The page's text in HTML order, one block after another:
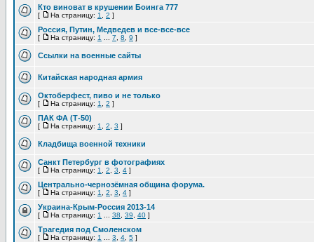
Кто виноват в крушении Боинга 777
[ На страницу: 1 2 ]
Россия, Путин, Медведев и все-все-все
[ На страницу: 1 7 8 9 ]
Ссылки на военные сайты
Китайская народная армия
Октоберфест, пиво и не только
[ На страницу: 1 2 ]
ПАК ФА (Т-50)
[ На страницу: 1 2 3 ]
Кладбища военной техники
Санкт Петербург в фотографиях
[ На страницу: 1 2 3 4 ]
Центрально-чернозёмная община форума.
[ На страницу: 1 2 3 4 ]
Украина-Крым-Россия 2013-14
[ На страницу: 1 38 39 40 ]
Трагедия под Смоленском
[ На страницу: 1 3 4 5 ]